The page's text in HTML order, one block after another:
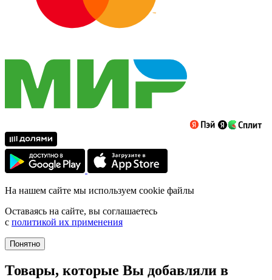
На нашем сайте мы используем cookie файлы
Оставаясь на сайте, вы соглашаетесь
с политикой их применения
Понятно
Товары, которые Вы добавляли в